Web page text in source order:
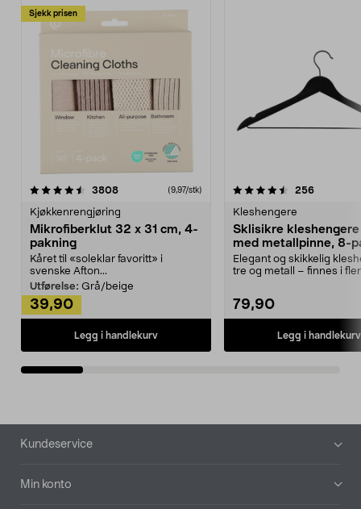
Sjekk prisen
3808anmeldelser(9,97/stk)
Kjøkkenrengjøring
Mikrofiberklut 32 x 31 cm, 4-
pakning
Kåret til «soleklar favoritt» i
svenske Afton...
Utførelse: Grå/beige
39,90
Legg i handlekurv
4.5av 5 stjerner 256
Kleshengere
Sklisikre
med metallpinne, 8-
Elegant og skikkelig
tre og metall – finnes i
79,90
Legg i handlekurv
4.5av 5 stjerner
Bunntekst
Kundeservice
Min konto